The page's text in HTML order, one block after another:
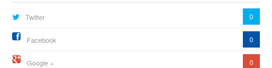
Twitter 0
Facebook 0
Google + 0